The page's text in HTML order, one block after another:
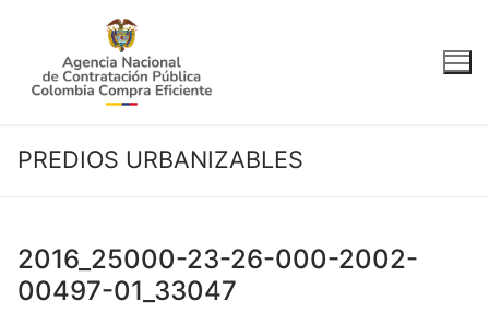
contenido
PREDIOS URBANIZABLES
2016_25000-23-26-000-2002-
00497-01_33047